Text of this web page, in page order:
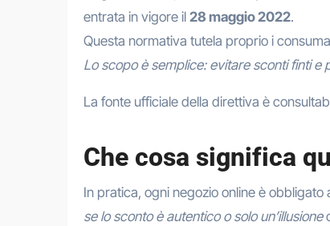
entrata in vigore il 28 maggio 2022.
Questa normativa tutela proprio i
Lo scopo è semplice: evitare sconti finti
La fonte ufficiale della direttiva è
Che cosa significa
In pratica, ogni negozio online è
se lo sconto è autentico o solo un’illusione